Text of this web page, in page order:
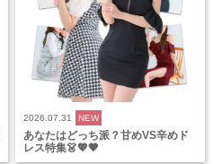
2026.07.31 NEW
あなたはどっち派？甘めVS辛めド
レス特集👗💖🖤